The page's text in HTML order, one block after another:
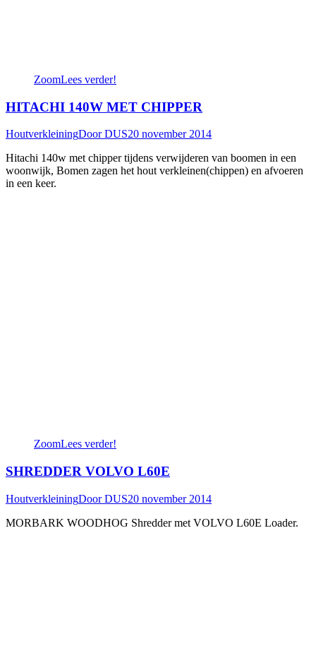
ZoomLees verder!
HITACHI 140W MET CHIPPER
HoutverkleiningDoorDUS20 november 2014
Hitachi 140w met chipper tijdens verwijderen van boomen in een
woonwijk, Bomen zagen het hout verkleinen(chippen) en afvoeren
in een keer.
ZoomLees verder!
SHREDDER VOLVO L60E
HoutverkleiningDoorDUS20 november 2014
MORBARK WOODHOG Shredder met VOLVO L60E Loader.